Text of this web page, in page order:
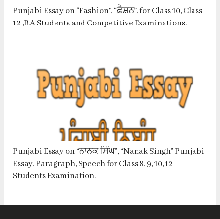
Punjabi Essay on “Fashion”, “ਫ਼ੈਸ਼ਨ”, for Class 10, Class
12 ,B.A Students and Competitive Examinations.
Punjabi Essay on “ਨਾਨਕ ਸਿੰਘ”, “Nanak Singh” Punjabi
Essay, Paragraph, Speech for Class 8, 9, 10, 12
Students Examination.